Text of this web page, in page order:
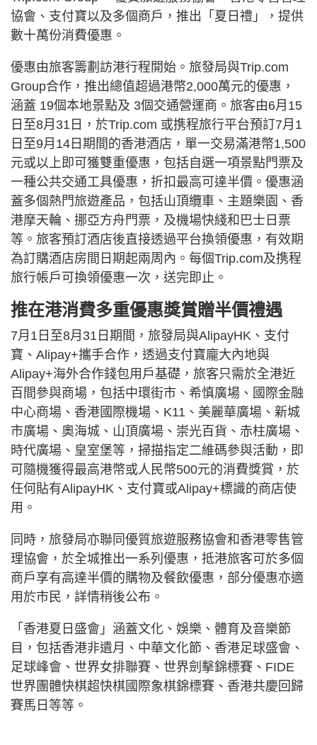
協會、支付寶以及多個商戶，推出「夏日禮」，提供
數十萬份消費優惠。
優惠由旅客籌劃訪港行程開始。旅發局與Trip.com
Group合作，推出總值超過港幣2,000萬元的優惠，
涵蓋 19個本地景點及 3個交通營運商。旅客由6月15
日至8月31日，於Trip.com 或携程旅行平台預訂7月1
日至9月14日期間的香港酒店，單一交易滿港幣1,500
元或以上即可獲雙重優惠，包括自選一項景點門票及
一種公共交通工具優惠，折扣最高可達半價。優惠涵
蓋多個熱門旅遊產品，包括山頂纜車、主題樂園、香
港摩天輪、挪亞方舟門票，及機場快綫和巴士日票
等。旅客預訂酒店後直接透過平台換領優惠，有效期
為訂購酒店房間日期起兩周內。每個Trip.com及携程
旅行帳戶可換領優惠一次，送完即止。
推在港消費多重優惠獎賞贈半價禮遇
7月1日至8月31日期間，旅發局與AlipayHK、支付
寶、Alipay+攜手合作，透過支付寶龐大內地與
Alipay+海外合作錢包用戶基礎，旅客只需於全港近
百間參與商場，包括中環街市、希慎廣場、國際金融
中心商場、香港國際機場、K11、美麗華廣場、新城
市廣場、奧海城、山頂廣場、崇光百貨、赤柱廣場、
時代廣場、皇室堡等，掃描指定二維碼參與活動，即
可隨機獲得最高港幣或人民幣500元的消費獎賞，於
任何貼有AlipayHK、支付寶或Alipay+標識的商店使
用。
同時，旅發局亦聯同優質旅遊服務協會和香港零售管
理協會，於全城推出一系列優惠，抵港旅客可於多個
商戶享有高達半價的購物及餐飲優惠，部分優惠亦適
用於市民，詳情稍後公布。
「香港夏日盛會」涵蓋文化、娛樂、體育及音樂節
目，包括香港非遺月、中華文化節、香港足球盛會、
足球峰會、世界女排聯賽、世界劍擊錦標賽、FIDE
世界團體快棋超快棋國際象棋錦標賽、香港共慶回歸
賽馬日等等。